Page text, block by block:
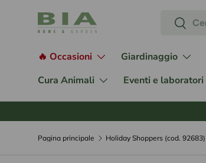
Passa ai contenuti Cerca
Cerca
🔥 Occasioni Giardinaggio
Cura Animali
Eventi e laboratori
Pagina principale